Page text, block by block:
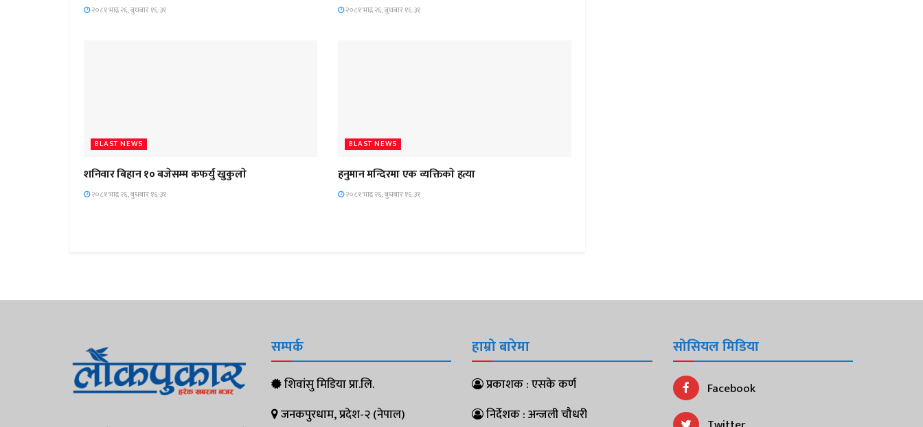
२०८१ भाद्र २६, बुधबार १६:३१ २०८१ भाद्र २६, बुधबार १६:३१
BLAST NEWS
शनिवार बिहान १० बजेसम्म कफर्यु खुकुलाे
२०८१ भाद्र २६, बुधबार १६:३१
BLAST NEWS
हनुमान मन्दिरमा एक व्यक्तिकाे हत्या
२०८१ भाद्र २६, बुधबार १६:३१
सम्पर्क
शिवांसु मिडिया प्रा.लि.
जनकपुरधाम, प्रदेश-२ (नेपाल)
हाम्रो बारेमा
प्रकाशक : एसके कर्ण
निर्देशक : अन्जली चौधरी
सोसियल मिडिया
Facebook